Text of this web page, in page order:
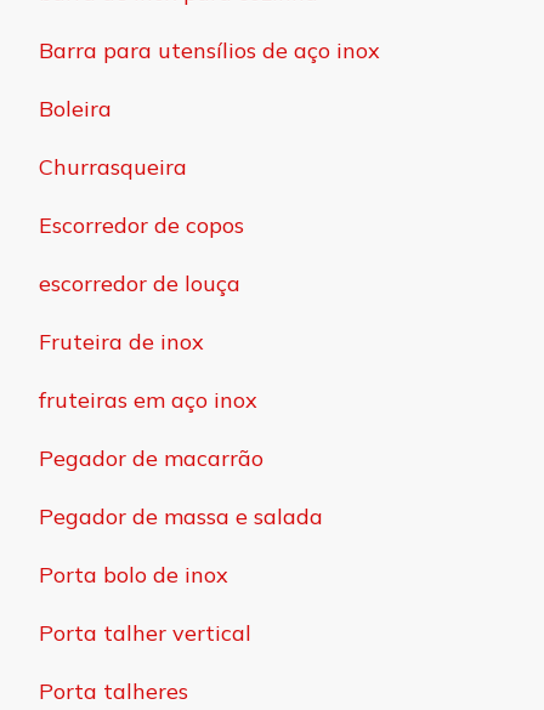
Barra para utensílios de aço inox
Boleira
Churrasqueira
Escorredor de copos
escorredor de louça
Fruteira de inox
fruteiras em aço inox
Pegador de macarrão
Pegador de massa e salada
Porta bolo de inox
Porta talher vertical
Porta talheres